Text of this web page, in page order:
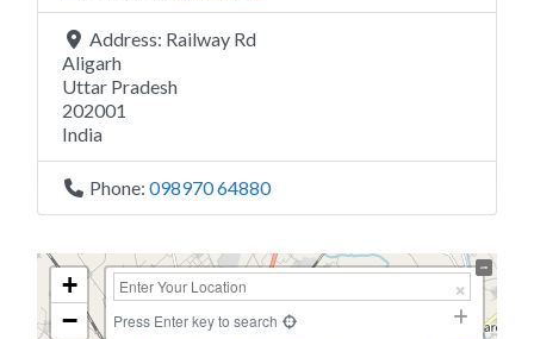
Address: Railway Rd
Aligarh
Uttar Pradesh
202001
India
Phone: 098970 64880
+
−
Press Enter key to search